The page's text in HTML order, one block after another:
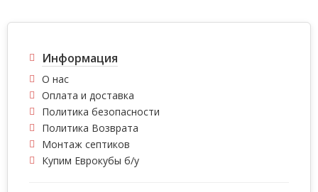
Информация
О нас
Оплата и доставка
Политика безопасности
Политика Возврата
Монтаж септиков
Купим Еврокубы б/у